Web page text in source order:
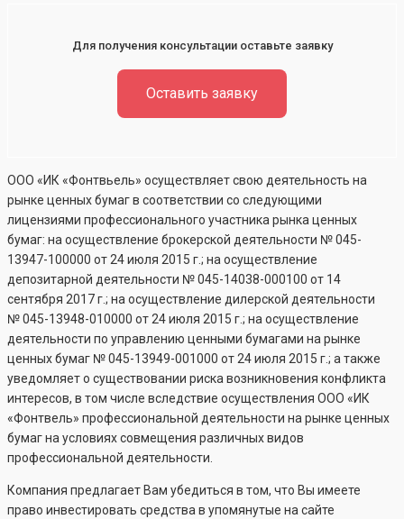
Для получения консультации оставьте заявку
Оставить заявку
ООО «ИК «Фонтвьель» осуществляет свою деятельность на
рынке ценных бумаг в соответствии со следующими
лицензиями профессионального участника рынка ценных
бумаг: на осуществление брокерской деятельности №045-
13947-100000 от 24 июля 2015 г.; на осуществление
депозитарной деятельности №045-14038-000100 от 14
сентября 2017 г.; на осуществление дилерской деятельности
№045-13948-010000 от 24 июля 2015 г.; на осуществление
деятельности по управлению ценными бумагами на рынке
ценных бумаг №045-13949-001000 от 24 июля 2015 г.; а также
уведомляет о существовании риска возникновения конфликта
интересов, в том числе вследствие осуществления ООО «ИК
«Фонтвель» профессиональной деятельности на рынке ценных
бумаг на условиях совмещения различных видов
профессиональной деятельности.
Компания предлагает Вам убедиться в том, что Вы имеете
право инвестировать средства в упомянутые на сайте